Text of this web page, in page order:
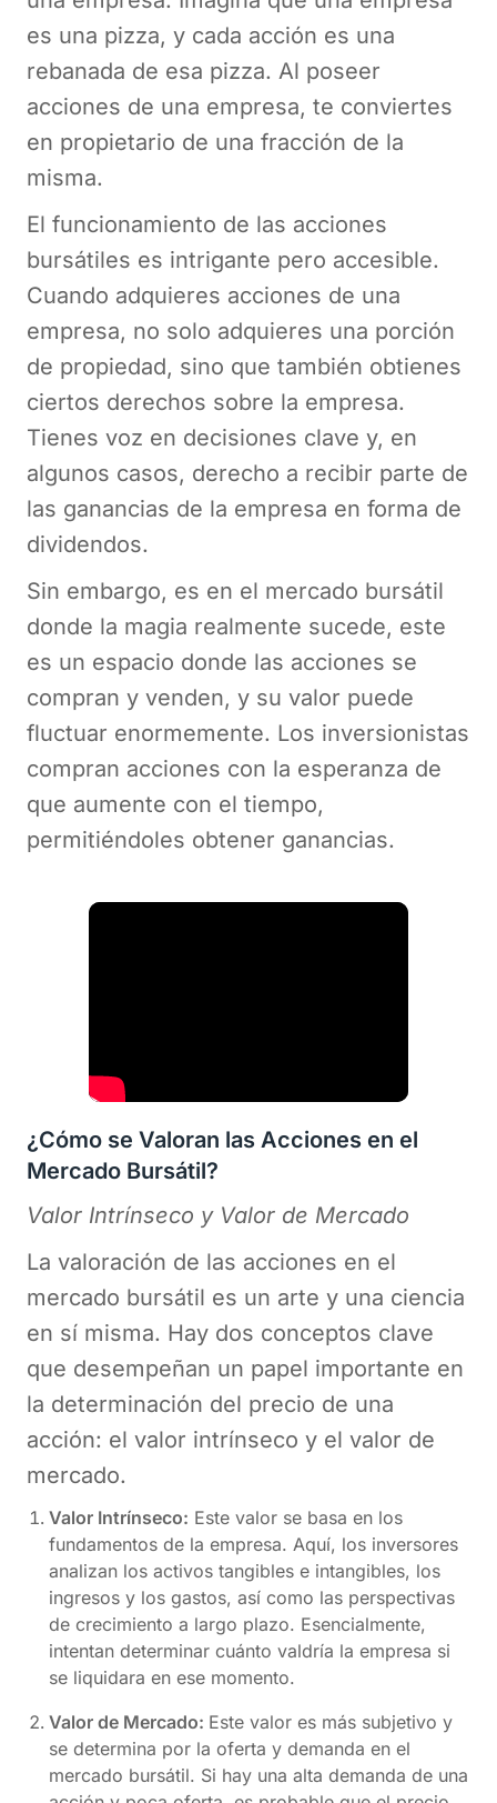
es una pizza, y cada acción es una
rebanada de esa pizza. Al poseer
acciones de una empresa, te conviertes
en propietario de una fracción de la
misma.
El funcionamiento de las acciones
bursátiles es intrigante pero accesible.
Cuando adquieres acciones de una
empresa, no solo adquieres una porción
de propiedad, sino que también obtienes
ciertos derechos sobre la empresa.
Tienes voz en decisiones clave y, en
algunos casos, derecho a recibir parte de
las ganancias de la empresa en forma de
dividendos.
Sin embargo, es en el mercado bursátil
donde la magia realmente sucede, este
es un espacio donde las acciones se
compran y venden, y su valor puede
fluctuar enormemente. Los inversionistas
compran acciones con la esperanza de
que aumente con el tiempo,
permitiéndoles obtener ganancias.
¿Cómo se Valoran las Acciones en el
Mercado Bursátil?
Valor Intrínseco y Valor de Mercado
La valoración de las acciones en el
mercado bursátil es un arte y una ciencia
en sí misma. Hay dos conceptos clave
que desempeñan un papel importante en
la determinación del precio de una
acción: el valor intrínseco y el valor de
mercado.
Valor Intrínseco: Este valor se basa en los
fundamentos de la empresa. Aquí, los inversores
analizan los activos tangibles e intangibles, los
ingresos y los gastos, así como las perspectivas
de crecimiento a largo plazo. Esencialmente,
intentan determinar cuánto valdría la empresa si
se liquidara en ese momento.
Valor de Mercado: Este valor es más subjetivo y
se determina por la oferta y demanda en el
mercado bursátil. Si hay una alta demanda de una